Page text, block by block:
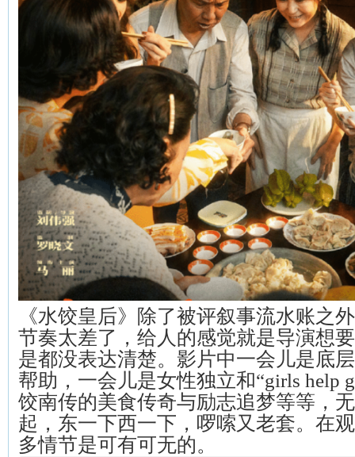
《水饺皇后》除了被评叙事流水账之
节奏太差了，给人的感觉就是导演想
是都没表达清楚。影片中一会儿是底
帮助，一会儿是女性独立和“girls help
饺南传的美食传奇与励志追梦等等，
起，东一下西一下，啰嗦又老套。在
多情节是可有可无的。